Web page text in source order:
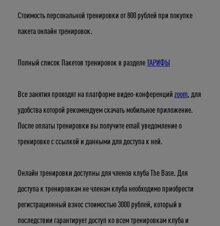
Укажите ваш возраст
Стоимость персональной тренировки от 800 рублей при покупке
пакета онлайн тренировок.
Полный список Пакетов тренировок в разделе ТАРИФЫ
Все занятия проходят на платформе видео-конференцийzoom, для
удобства которой рекомендуем скачать мобильное приложение.
После оплаты тренировки вы получите email уведомление о
тренировке с ссылкой и данными для доступа к ней.
Онлайн тренировки доступны для членов клуба The Base. Для
доступа к тренировкам не членам клуба необходимо приобрести
регистрационный взнос стоимостью 3000 рублей, который в
последствии гарантирует доступ ко всем тренировкам клуба и